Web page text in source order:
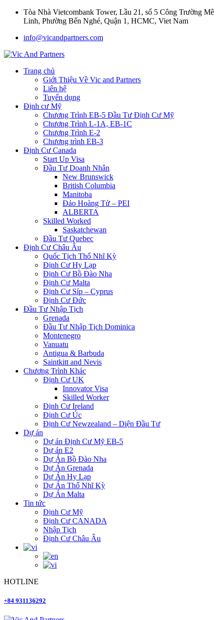
Tòa Nhà Vietcombank Tower, Lầu 21, số 5 Công Trường Mê
Linh, Phường Bến Nghé, Quận 1, HCMC, Viet Nam
info@vicandpartners.com
Trang chủ
Giới Thiệu Về Vic and Partners
Liên hệ
Tuyển dụng
Định cư Mỹ
Chương Trình EB-5 Đầu Tư Định Cư Mỹ
Chương Trình L-1A, EB-1C
Chương Trình E-2
Chương trình EB-3
Định Cư Canada
Start Up Visa
Đầu Tư Doanh Nhân
New Brunswick
British Columbia
Manitoba
Đảo Hoàng Tử – PEI
ALBERTA
Skilled Worked
Saskatchewan
Đầu Tư Quebec
Định Cư Châu Âu
Quốc Tịch Thổ Nhĩ Kỳ
Định Cư Hy Lạp
Định Cư Bồ Đào Nha
Định Cư Malta
Định Cư Síp – Cyprus
Định Cư Đức
Đầu Tư Nhập Tịch
Grenada
Đầu Tư Nhập Tịch Dominica
Montenegro
Vanuatu
Antigua & Barbuda
Saintkitt and Nevis
Chương Trình Khác
Định Cư UK
Innovator Visa
Skilled Worker
Định Cư Ireland
Định Cư Úc
Định Cư Newzealand – Diện Đầu Tư
Dự án
Dự án Định Cư Mỹ EB-5
Dự án E2
Dự Án Bồ Đào Nha
Dự Án Grenada
Dự Án Hy Lạp
Dự Án Thổ Nhĩ Kỳ
Dự Án Malta
Tin tức
Định Cư Mỹ
Định Cư CANADA
Nhập Tịch
Định Cư Châu Âu
HOTLINE
+84 931136292